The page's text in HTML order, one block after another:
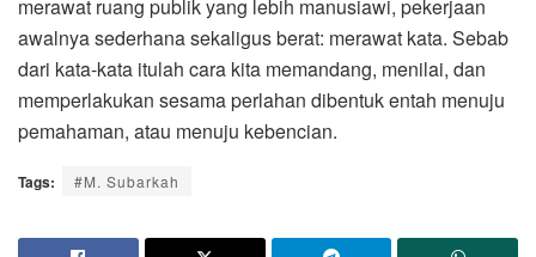
merawat ruang publik yang lebih manusiawi, pekerjaan
awalnya sederhana sekaligus berat: merawat kata. Sebab
dari kata-kata itulah cara kita memandang, menilai, dan
memperlakukan sesama perlahan dibentuk entah menuju
pemahaman, atau menuju kebencian.
Tags: #M. Subarkah